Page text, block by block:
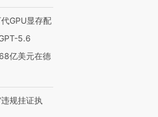
GPU显存配
5.6
亿美元在德
规挂证执